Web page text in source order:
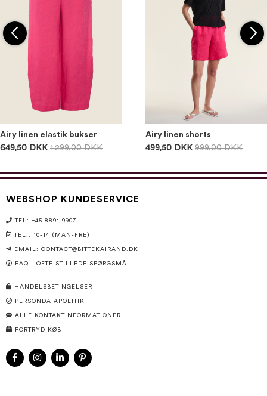
Airy linen elastik bukser
649,50 DKK 1.299,00 DKK
Airy linen shorts
499,50 DKK 999,00 DKK
WEBSHOP KUNDESERVICE
TEL: +45 8891 9907
TEL.: 10-14 (MAN-FRE)
EMAIL: CONTACT@BITTEKAIRAND.DK
FAQ - OFTE STILLEDE SPØRGSMÅL
HANDELSBETINGELSER
PERSONDATAPOLITIK
ALLE KONTAKTINFORMATIONER
FORTRYD KØB